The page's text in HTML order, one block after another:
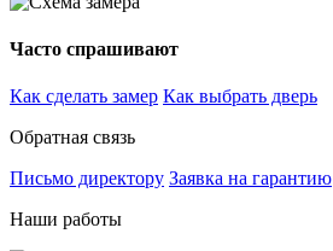
Часто спрашивают
Как сделать замер Как выбрать дверь
Обратная связь
Письмо директору Заявка на гарантию
Наши работы